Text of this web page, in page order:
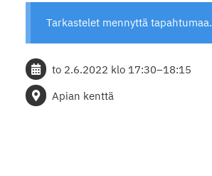
Tarkastelet mennyttä tapahtumaa.
to 2.6.2022 klo 17:30–18:15
Apian kenttä